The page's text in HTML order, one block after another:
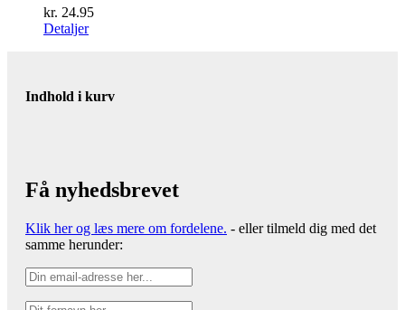
kr. 24.95
Detaljer
Indhold i kurv
Få nyhedsbrevet
Klik her og læs mere om fordelene. - eller tilmeld dig med det
samme herunder: